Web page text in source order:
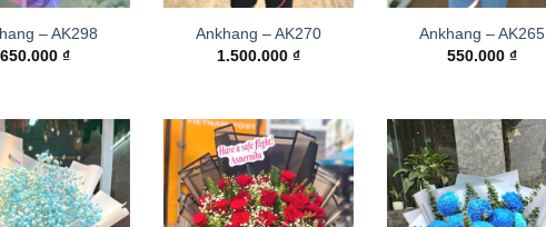
– AK298
650.000₫
Ankhang – AK270
1.500.000₫
Ankhang – AK265
550.000 ₫